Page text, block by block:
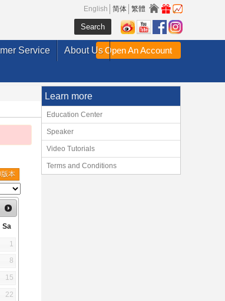
English 简体 繁體
Service About UsOpen An Account
本
Sa
1
8
15
22
Learn more
Education Center
Speaker
Video Tutorials
Terms and Conditions